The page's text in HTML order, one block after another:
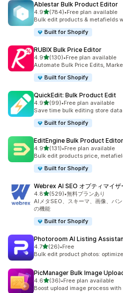
Ablestar Bulk Product Editor
4.95つ星中
(784)
合計レビュー数：784件
•Free plan available
Bulk edit products & metafields
Built for Shopify
RUBIX Bulk Price Editor
4.95つ星中
(130)
合計レビュー数：130件
•Free plan available
Automate Bulk Price Edits,
Built for Shopify
QuickEdit: Bulk Product Edit
4.95つ星中
(99)
合計レビュー数：99件
•Free plan available
Save time bulk editing store
Built for Shopify
EditEngine Bulk Product Editor
4.95つ星中
(131)
合計レビュー数：131件
•Free plan available
Bulk edit products price,
Built for Shopify
Webrex AI SEO オプティマイザ
4.85つ星中
(529)
合計レビュー数：529件
•無料プランあり
AIメタSEO、スキーマ、画像、パ
の機能
Built for Shopify
Photoroom AI Listing
4.75つ星中
(26)
合計レビュー数：26件
•Free
Bulk edit product photos:
PicManager Bulk Image
4.65つ星中
(36)
合計レビュー数：36件
•Free plan available
Boost upload image process